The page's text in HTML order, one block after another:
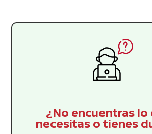
¿No encuentras lo
necesitas o tienes